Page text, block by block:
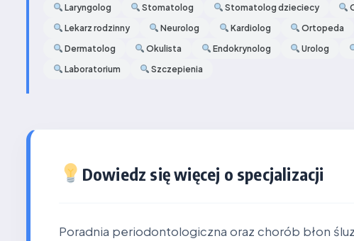
Laryngolog Stomatolog Stomatolog dzieciecy
Lekarz rodzinny
Neurolog Kardiolog Ortopeda
Dermatolog
Okulista Endokrynolog Urolog
Laboratorium
Szczepienia
Dowiedz się więcej o specjalizacji
Poradnia periodontologiczna oraz chorób błon